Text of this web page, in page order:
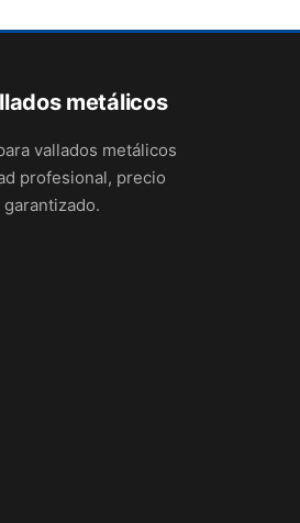
metálicos
vallados metálicos
profesional, precio